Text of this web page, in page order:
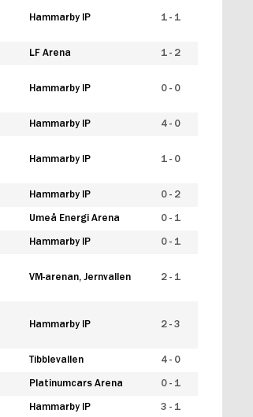
Hammarby IP 1 - 1
LF Arena 1 - 2
Hammarby IP 0 - 0
Hammarby IP 4 - 0
Hammarby IP 1 - 0
Hammarby IP 0 - 2
Umeå Energi Arena 0 - 1
Hammarby IP 0 - 1
VM-arenan, Jernvallen 2 - 1
Hammarby IP 2 - 3
Tibblevallen 4 - 0
Platinumcars Arena 0 - 1
Hammarby IP 3 - 1